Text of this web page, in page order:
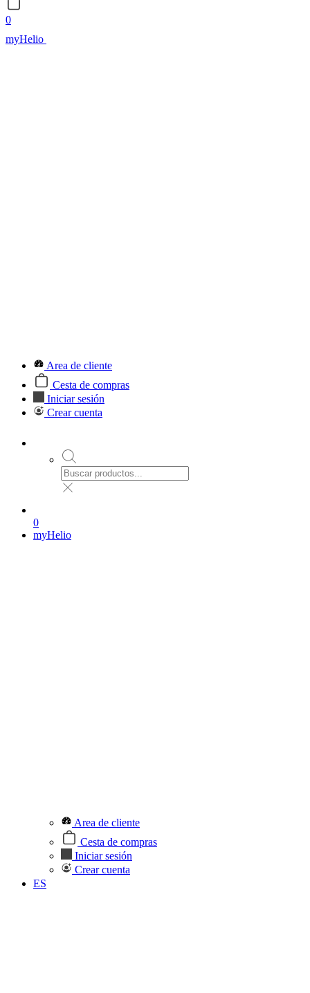
0
myHelio
Area de cliente
Cesta de compras
Iniciar sesión
Crear cuenta
0
myHelio
Area de cliente
Cesta de compras
Iniciar sesión
Crear cuenta
ES